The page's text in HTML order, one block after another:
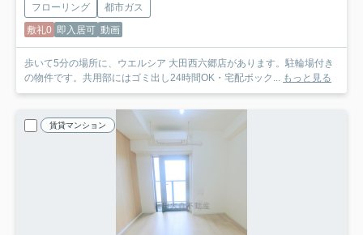
フローリング
都市ガス
敷礼0 即入居可 動画
歩いて5分の場所に、ウエルシア 大田西六郷店があります。駐輪場付き
の物件です。共用部にはゴミ出し24時間OK・宅配ボック...
もっと見る
賃貸マンション